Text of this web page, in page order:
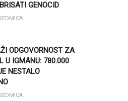
GENOCID
ODGOVORNOST ZA
U IGMANU: 780.000
NESTALO